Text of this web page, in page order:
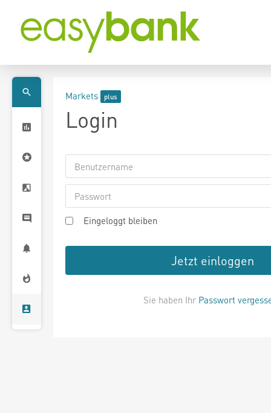
Markets
Login
Eingeloggt bleiben
Jetzt einloggen
Sie haben Ihr Passwort